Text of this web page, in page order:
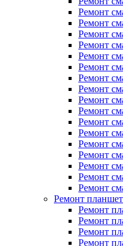
Ремонт
Ремонт
Ремонт
Ремонт
Ремонт
Ремонт
Ремонт
Ремонт
Ремонт
Ремонт
Ремонт
Ремонт
Ремонт
Ремонт
Ремонт
Ремонт
Ремонт
Ремонт
Ремонт
Ремонт
Ремонт
Ремонт